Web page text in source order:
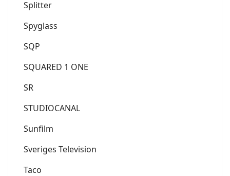
Splitter
Spyglass
SQP
SQUARED 1 ONE
SR
STUDIOCANAL
Sunfilm
Sveriges Television
Taco